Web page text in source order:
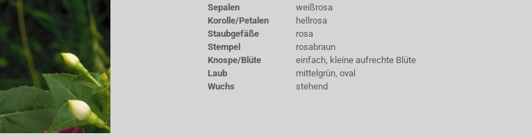
Sepalen
weißrosa
Korolle/Petalen
hellrosa
Staubgefäße
rosa
Stempel
rosabraun
Knospe/Blüte
einfach, kleine aufrechte Blüte
Laub
mittelgrün, oval
Wuchs
stehend